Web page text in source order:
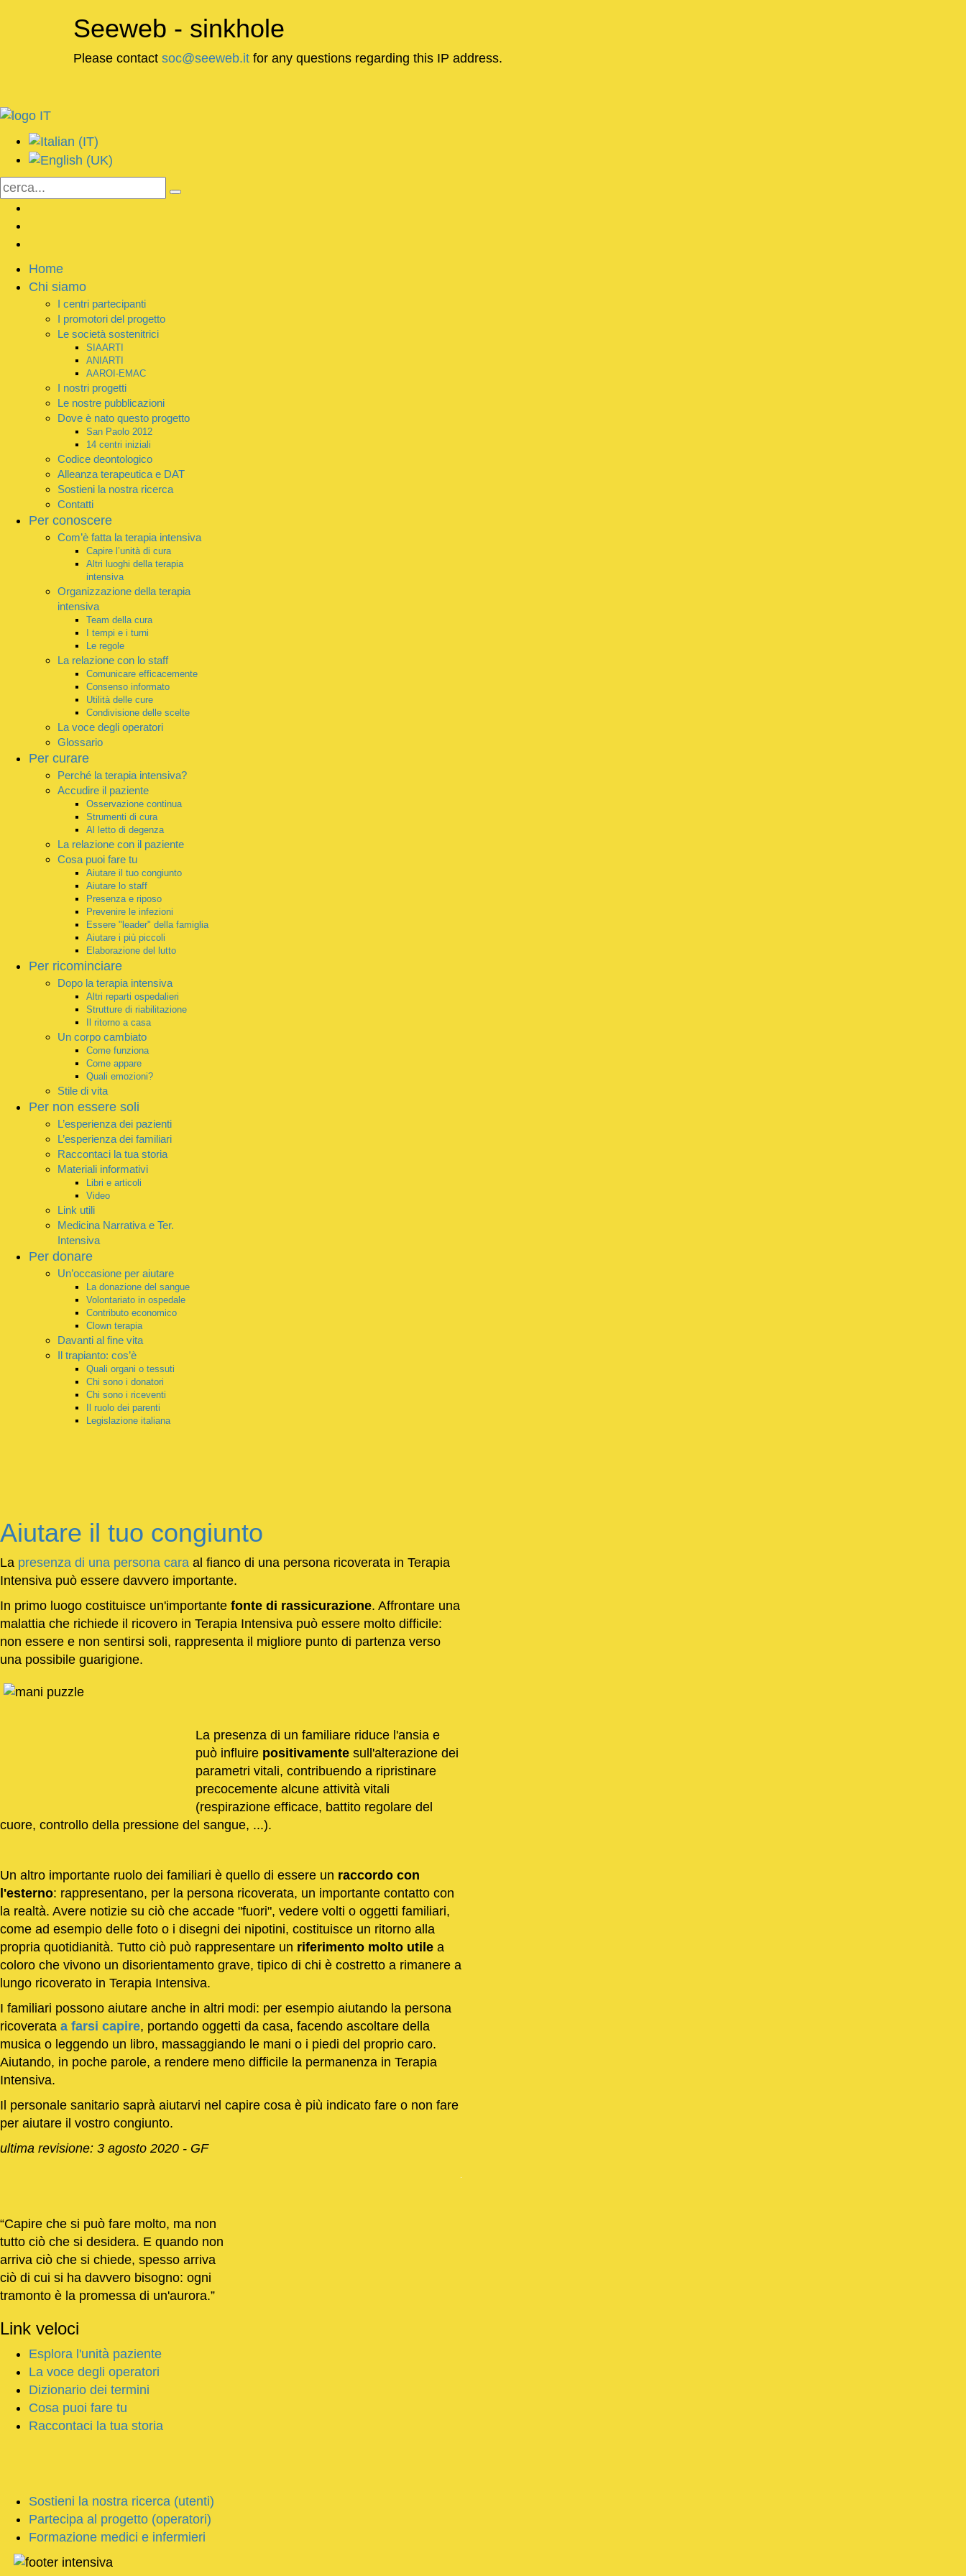
Seeweb - sinkhole
Please contact soc@seeweb.it for any questions regarding this IP address.
Home
Chi siamo
I centri partecipanti
I promotori del progetto
Le società sostenitrici
SIAARTI
ANIARTI
AAROI-EMAC
I nostri progetti
Le nostre pubblicazioni
Dove è nato questo progetto
San Paolo 2012
14 centri iniziali
Codice deontologico
Alleanza terapeutica e DAT
Sostieni la nostra ricerca
Contatti
Per conoscere
Com’è fatta la terapia intensiva
Capire l’unità di cura
Altri luoghi della terapia
intensiva
Organizzazione della terapia
intensiva
Team della cura
I tempi e i turni
Le regole
La relazione con lo staff
Comunicare efficacemente
Consenso informato
Utilità delle cure
Condivisione delle scelte
La voce degli operatori
Glossario
Per curare
Perché la terapia intensiva?
Accudire il paziente
Osservazione continua
Strumenti di cura
Al letto di degenza
La relazione con il paziente
Cosa puoi fare tu
Aiutare il tuo congiunto
Aiutare lo staff
Presenza e riposo
Prevenire le infezioni
Essere "leader" della famiglia
Aiutare i più piccoli
Elaborazione del lutto
Per ricominciare
Dopo la terapia intensiva
Altri reparti ospedalieri
Strutture di riabilitazione
Il ritorno a casa
Un corpo cambiato
Come funziona
Come appare
Quali emozioni?
Stile di vita
Per non essere soli
L’esperienza dei pazienti
L’esperienza dei familiari
Raccontaci la tua storia
Materiali informativi
Libri e articoli
Video
Link utili
Medicina Narrativa e Ter.
Intensiva
Per donare
Un’occasione per aiutare
La donazione del sangue
Volontariato in ospedale
Contributo economico
Clown terapia
Davanti al fine vita
Il trapianto: cos’è
Quali organi o tessuti
Chi sono i donatori
Chi sono i riceventi
Il ruolo dei parenti
Legislazione italiana
Aiutare il tuo congiunto
La presenza di una persona cara al fianco di una persona ricoverata in Terapia
Intensiva può essere davvero importante.
In primo luogo costituisce un'importante fonte di rassicurazione. Affrontare una
malattia che richiede il ricovero in Terapia Intensiva può essere molto difficile:
non essere e non sentirsi soli, rappresenta il migliore punto di partenza verso
una possibile guarigione.
La presenza di un familiare riduce l'ansia e
può influire positivamente sull'alterazione dei
parametri vitali, contribuendo a ripristinare
precocemente alcune attività vitali
(respirazione efficace, battito regolare del
cuore, controllo della pressione del sangue, ...).
Un altro importante ruolo dei familiari è quello di essere un raccordo con
l'esterno: rappresentano, per la persona ricoverata, un importante contatto con
la realtà. Avere notizie su ciò che accade "fuori", vedere volti o oggetti familiari,
come ad esempio delle foto o i disegni dei nipotini, costituisce un ritorno alla
propria quotidianità. Tutto ciò può rappresentare un riferimento molto utile a
coloro che vivono un disorientamento grave, tipico di chi è costretto a rimanere a
lungo ricoverato in Terapia Intensiva.
I familiari possono aiutare anche in altri modi: per esempio aiutando la persona
ricoverata a farsi capire, portando oggetti da casa, facendo ascoltare della
musica o leggendo un libro, massaggiando le mani o i piedi del proprio caro.
Aiutando, in poche parole, a rendere meno difficile la permanenza in Terapia
Intensiva.
Il personale sanitario saprà aiutarvi nel capire cosa è più indicato fare o non fare
per aiutare il vostro congiunto.
ultima revisione: 3 agosto 2020 - GF
Capire che si può fare molto, ma non
tutto ciò che si desidera. E quando non
arriva ciò che si chiede, spesso arriva
ciò di cui si ha davvero bisogno: ogni
tramonto è la promessa di un'aurora.
Link veloci
Esplora l'unità paziente
La voce degli operatori
Dizionario dei termini
Cosa puoi fare tu
Raccontaci la tua storia
Sostieni la nostra ricerca (utenti)
Partecipa al progetto (operatori)
Formazione medici e infermieri